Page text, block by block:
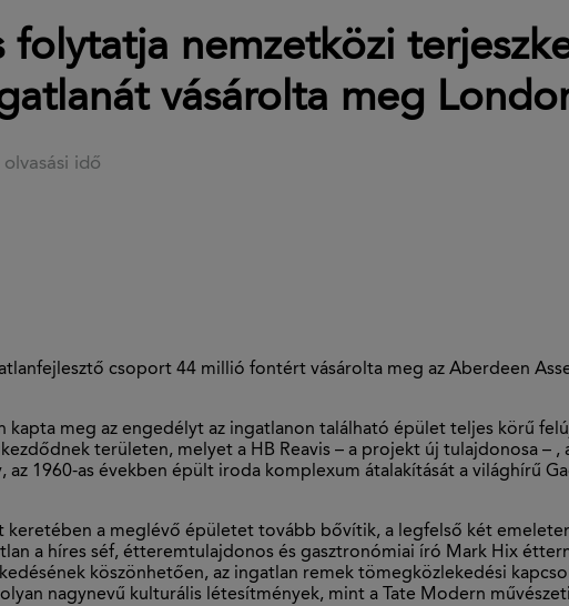
folytatja nemzetközi
vásárolta meg
idő
csoport 44 millió fontért vásárolta meg az Aberdeen
kapta meg az engedélyt az ingatlanon található épület teljes körű
területen, melyet a HB Reavis – a projekt új tulajdonosa
az 1960-as években épült iroda komplexum átalakítását a világhírű
a meglévő épületet tovább bővítik, a legfelső két
a híres séf, étteremtulajdonos és gasztronómiai író Mark Hix
köszönhetően, az ingatlan remek tömegközlekedési
nagynevű kulturális létesítmények, mint a Tate Modern